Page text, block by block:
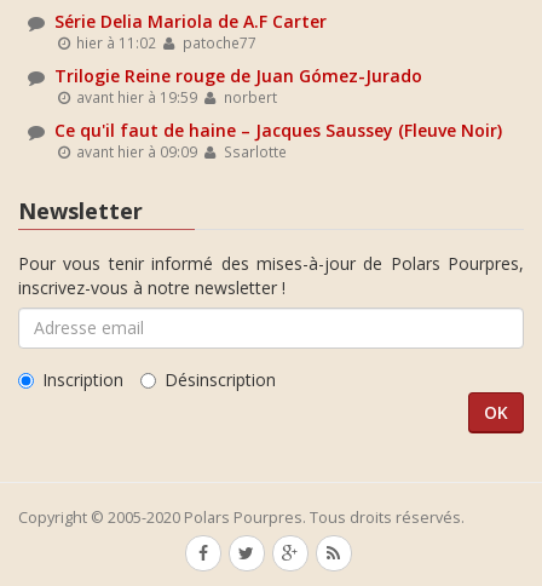
Série Delia Mariola de A.F Carter
hier à 11:02 patoche77
Trilogie Reine rouge de Juan Gómez-Jurado
avant hier à 19:59 norbert
Ce qu'il faut de haine – Jacques Saussey (Fleuve Noir)
avant hier à 09:09 Ssarlotte
Newsletter
Pour vous tenir informé des mises-à-jour de Polars Pourpres,
inscrivez-vous à notre newsletter !
Inscription Désinscription
Copyright © 2005-2020 Polars Pourpres. Tous droits réservés.